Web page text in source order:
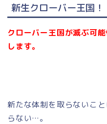
新生クローバー王国！
クローバー王国が滅ぶ可
します。
新たな体制を取らないこ
らない…。